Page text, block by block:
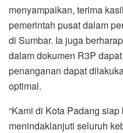
menyampaikan, terima
pemerintah pusat dalam
di Sumbar. Ia juga
dalam dokumen R3P
penanganan dapat
optimal.
“Kami di Kota Padang
menindaklanjuti seluruh